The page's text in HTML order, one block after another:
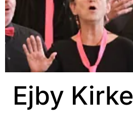
Ejby Kirke